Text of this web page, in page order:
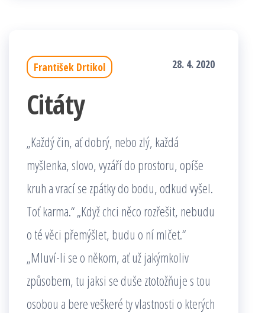
František Drtikol 28. 4. 2020
Citáty
„Každý čin, ať dobrý, nebo zlý, každá
myšlenka, slovo, vyzáří do prostoru, opíše
kruh a vrací se zpátky do bodu, odkud vyšel.
Toť karma.“ „Když chci něco rozřešit, nebudu
o té věci přemýšlet, budu o ní mlčet.“
„Mluví-li se o někom, ať už jakýmkoliv
způsobem, tu jaksi se duše ztotožňuje s tou
osobou a bere veškeré ty vlastnosti o kterých